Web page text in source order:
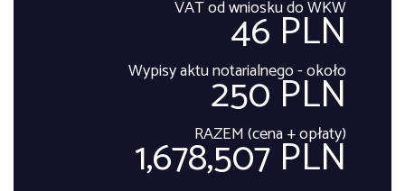
VAT od wniosku do WKW
46 PLN
Wypisy aktu notarialnego - około
250 PLN
RAZEM (cena + opłaty)
1,678,507 PLN